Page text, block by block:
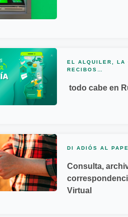
EL ALQUILER, LA
RECIBOS…
todo cabe en
DI ADIÓS AL
Consulta,
Virtual